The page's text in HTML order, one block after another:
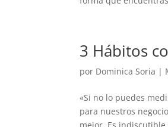
3 Hábitos
por Dominica Soria |
«Si no lo puedes
para nuestros